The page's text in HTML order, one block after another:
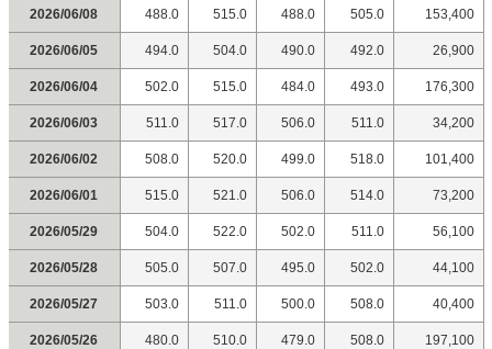
2026/06/08 488.0 515.0 488.0 505.0 153,400
2026/06/05 494.0 504.0 490.0 492.0 26,900
2026/06/04 502.0 515.0 484.0 493.0 176,300
2026/06/03 511.0 517.0 506.0 511.0 34,200
2026/06/02 508.0 520.0 499.0 518.0 101,400
2026/06/01 515.0 521.0 506.0 514.0 73,200
2026/05/29 504.0 522.0 502.0 511.0 56,100
2026/05/28 505.0 507.0 495.0 502.0 44,100
2026/05/27 503.0 511.0 500.0 508.0 40,400
2026/05/26 480.0 510.0 479.0 508.0 197,100